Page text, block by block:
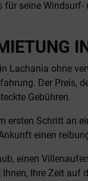
seine
Lachania ohne
Der Preis,
Gebühren.
ersten Schritt an
einen
einen
Ihre Zeit auf